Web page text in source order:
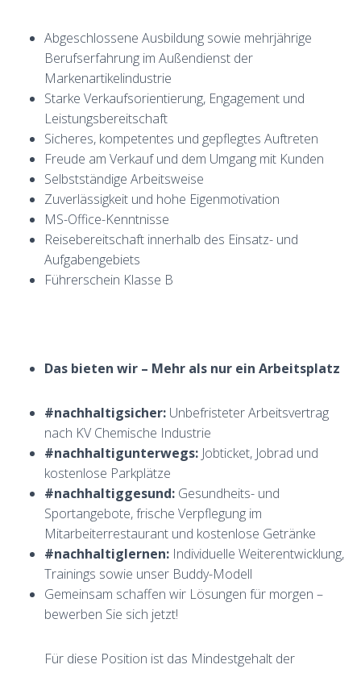
Abgeschlossene Ausbildung sowie mehrjährige
Berufserfahrung im Außendienst der
Markenartikelindustrie
Starke Verkaufsorientierung, Engagement und
Leistungsbereitschaft
Sicheres, kompetentes und gepflegtes Auftreten
Freude am Verkauf und dem Umgang mit Kunden
Selbstständige Arbeitsweise
Zuverlässigkeit und hohe Eigenmotivation
MS-Office-Kenntnisse
Reisebereitschaft innerhalb des Einsatz- und
Aufgabengebiets
Führerschein Klasse B
Das bieten wir – Mehr als nur ein Arbeitsplatz
#nachhaltigsicher: Unbefristeter Arbeitsvertrag
nach KV Chemische Industrie
#nachhaltigunterwegs: Jobticket, Jobrad und
kostenlose Parkplätze
#nachhaltiggesund: Gesundheits- und
Sportangebote, frische Verpflegung im
Mitarbeiterrestaurant und kostenlose Getränke
#nachhaltiglernen: Individuelle Weiterentwicklung,
Trainings sowie unser Buddy-Modell
Gemeinsam schaffen wir Lösungen für morgen –
bewerben Sie sich jetzt!
Für diese Position ist das Mindestgehalt der